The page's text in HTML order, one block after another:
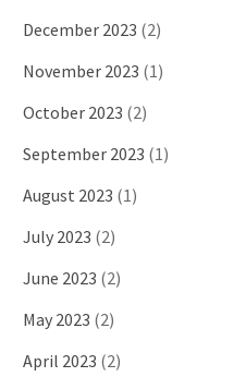
December 2023 (2)
November 2023 (1)
October 2023 (2)
September 2023 (1)
August 2023 (1)
July 2023 (2)
June 2023 (2)
May 2023 (2)
April 2023 (2)